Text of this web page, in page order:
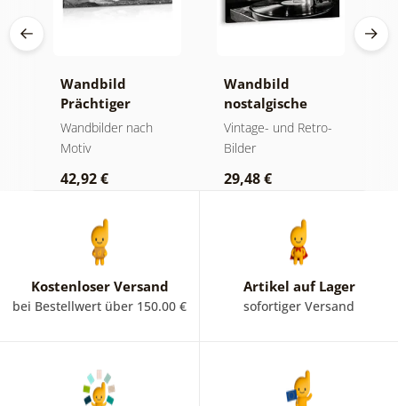
Wandbild
Prächtiger
Berggipfel in
Schwarz-Weiß
Wandbilder nach
Motiv
42,92 €
Wandbild
nostalgische
Musikatmosphäre
Vintage- und Retro-
Bilder
29,48 €
Kostenloser Versand
bei Bestellwert über 150.00 €
Artikel auf Lager
sofortiger Versand